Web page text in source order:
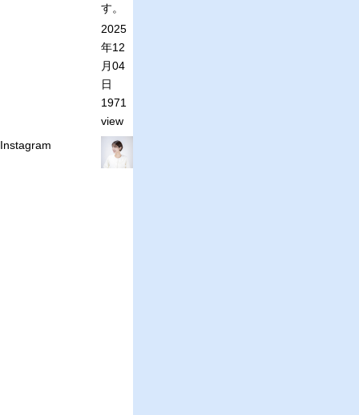
す。
2025
年12
月04
日
1971
view
Instagram